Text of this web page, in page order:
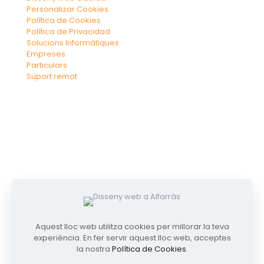
Personalizar Cookies
Política de Cookies
Política de Privacidad
Solucions Informàtiques
Empreses
Particulars
Suport remot
Aquest lloc web utilitza cookies per millorar la teva
experiència. En fer servir aquest lloc web, acceptes
la nostra Política de Cookies.